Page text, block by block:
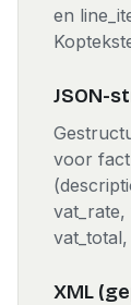
en
JSON-
voor
XML